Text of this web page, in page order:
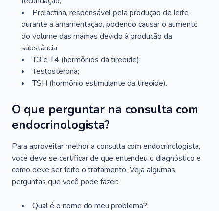
Prolactina, responsável pela produção de leite
durante a amamentação, podendo causar o aumento
do volume das mamas devido à produção da
substância;
T3 e T4 (hormônios da tireoide);
Testosterona;
TSH (hormônio estimulante da tireoide).
O que perguntar na consulta com
endocrinologista?
Para aproveitar melhor a consulta com endocrinologista,
você deve se certificar de que entendeu o diagnóstico e
como deve ser feito o tratamento. Veja algumas
perguntas que você pode fazer:
Qual é o nome do meu problema?